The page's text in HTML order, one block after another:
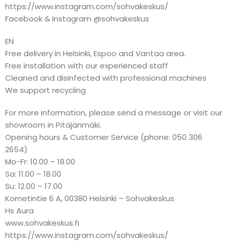
https://www.instagram.com/sohvakeskus/
Facebook & Instagram @sohvakeskus
EN
Free delivery in Helsinki, Espoo and Vantaa area.
Free installation with our experienced staff
Cleaned and disinfected with professional machines
We support recycling
For more information, please send a message or visit our
showroom in Pitäjänmäki.
Opening hours & Customer Service (phone: 050 306
2654)
Mo-Fr: 10.00 – 18.00
Sa: 11.00 – 18.00
Su: 12.00 – 17.00
Kornetintie 6 A, 00380 Helsinki – Sohvakeskus
Hs Aura
www.sohvakeskus.fi
https://www.instagram.com/sohvakeskus/